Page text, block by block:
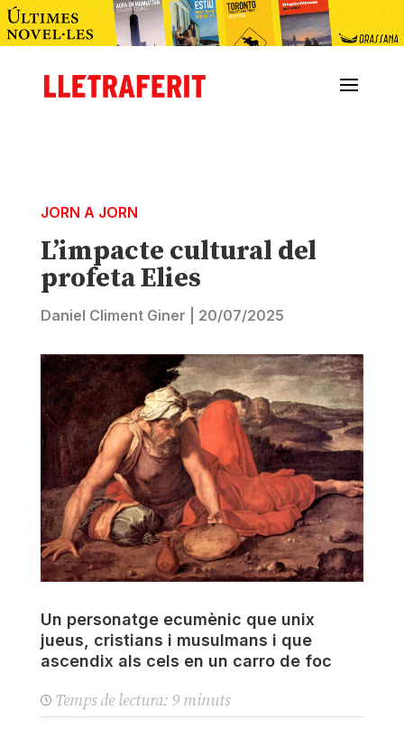
JORN A JORN
L’impacte cultural del
profeta Elies
Daniel Climent Giner 20/07/2025
Un personatge ecumènic que unix
jueus, cristians i musulmans i que
ascendix als cels en un carro de foc
Temps de lectura: 9 minuts